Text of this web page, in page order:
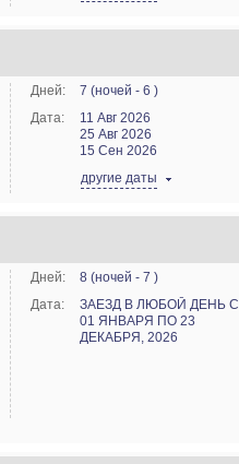
Дней:
7 (ночей - 6 )
Дата:
11 Авг 2026
25 Авг 2026
15 Сен 2026
другие даты
Дней:
8 (ночей - 7 )
Дата:
ЗАЕЗД В ЛЮБОЙ ДЕНЬ С
01 ЯНВАРЯ ПО 23
ДЕКАБРЯ, 2026